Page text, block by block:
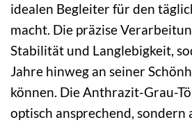
idealen Begleiter für den
macht. Die präzise
Stabilität und Langlebigkeit,
Jahre hinweg an seiner
können. Die Anthrazit-Grau-
optisch ansprechend, sondern